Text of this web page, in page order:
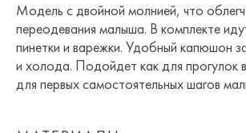
Модель с двойной молнией, что
переодевания малыша. В комплекте
пинетки и варежки. Удобный капюшон
и холода. Подойдет как для прогулок
для первых самостоятельных шагов